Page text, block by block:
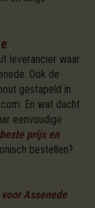
leverancier waar
Ook de
gestapeld in
En wat dacht
eenvoudige
prijs en
bestellen?
Assenede